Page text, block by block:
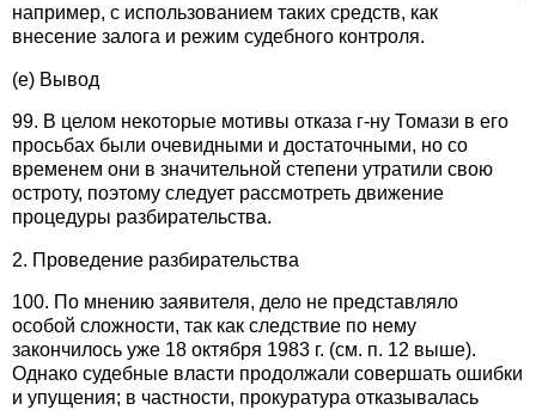
например, с использованием таких средств, как
внесение залога и режим судебного контроля.
(e) Вывод
99. В целом некоторые мотивы отказа г-ну Томази в его
просьбах были очевидными и достаточными, но со
временем они в значительной степени утратили свою
остроту, поэтому следует рассмотреть движение
процедуры разбирательства.
2. Проведение разбирательства
100. По мнению заявителя, дело не представляло
особой сложности, так как следствие по нему
закончилось уже 18 октября 1983 г. (см. п. 12 выше).
Однако судебные власти продолжали совершать ошибки
и упущения; в частности, прокуратура отказывалась